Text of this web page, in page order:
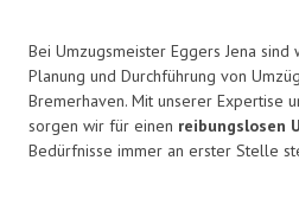
Bei Umzugsmeister Eggers Jena
Planung und Durchführung von
Bremerhaven. Mit unserer Expertise
sorgen wir für einen reibungslosen
Bedürfnisse immer an erster Stelle